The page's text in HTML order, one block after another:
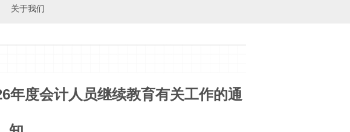
关于我们
年度会计人员继续教育有关工作的通